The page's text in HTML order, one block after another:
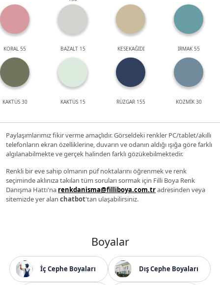
KORAL 55 BAZALT 15 KESEKAĞIDI IRMAK 55
KAKTÜS 30 KAKTÜS 15 RÜZGAR 155 KOZMİK 30
Paylaşımlarımız fikir verme amaçlıdır. Görseldeki renkler PC/tablet/akıllı
telefonların ekran özelliklerine, duvarın ve odanın aldığı ışığa göre farklı
algılanabilmekte ve gerçek halinden farklı gözükebilmektedir.
Renkli bir eve sahip olmanın püf noktalarını öğrenmek ve renk
seçiminde aklınıza takılan tüm soruları sormak için Filli Boya Renk
Danışma Hattı'na renkdanisma@filliboya.com.tradresinden veya
sitemizde yer alan chatbot'tan ulaşabilirsiniz.
Boyalar
İç Cephe Boyaları Dış Cephe Boyaları